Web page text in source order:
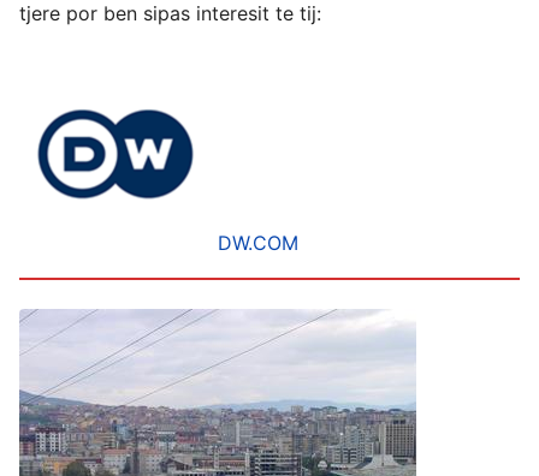
tjere por ben sipas interesit te tij:
DW.COM